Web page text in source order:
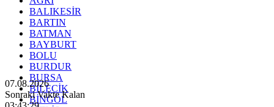
BALIKESİR
BARTIN
BATMAN
BAYBURT
BOLU
BURDUR
BURSA
BİLECİK
BİNGÖL
07.08.2026
Sonraki Vakte Kalan